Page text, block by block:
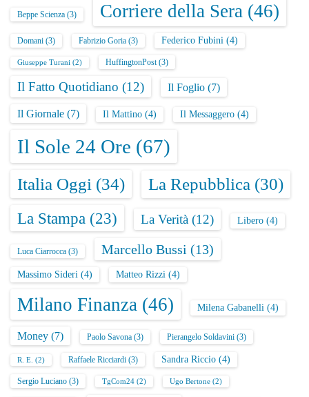
Beppe Scienza (3) Corriere della Sera (46)
Domani (3) Fabrizio Goria (3) Federico Fubini (4)
Giuseppe Turani (2) HuffingtonPost(3)
Il Fatto Quotidiano (12) Il Foglio (7)
Il Giornale (7) Il Mattino (4) Il Messaggero (4)
Il Sole 24 Ore (67)
Italia Oggi (34) La Repubblica (30)
La Stampa (23) La Verità (12) Libero (4)
Luca Ciarrocca (3) Marcello Bussi (13)
Massimo Sideri (4) Matteo Rizzi (4)
Milano Finanza (46) Milena Gabanelli (4)
Money (7) Paolo Savona (3) Pierangelo Soldavini (3)
R. E. (2) Raffaele Ricciardi (3) Sandra Riccio (4)
Sergio Luciano (3) TgCom24 (2) Ugo Bertone (2)